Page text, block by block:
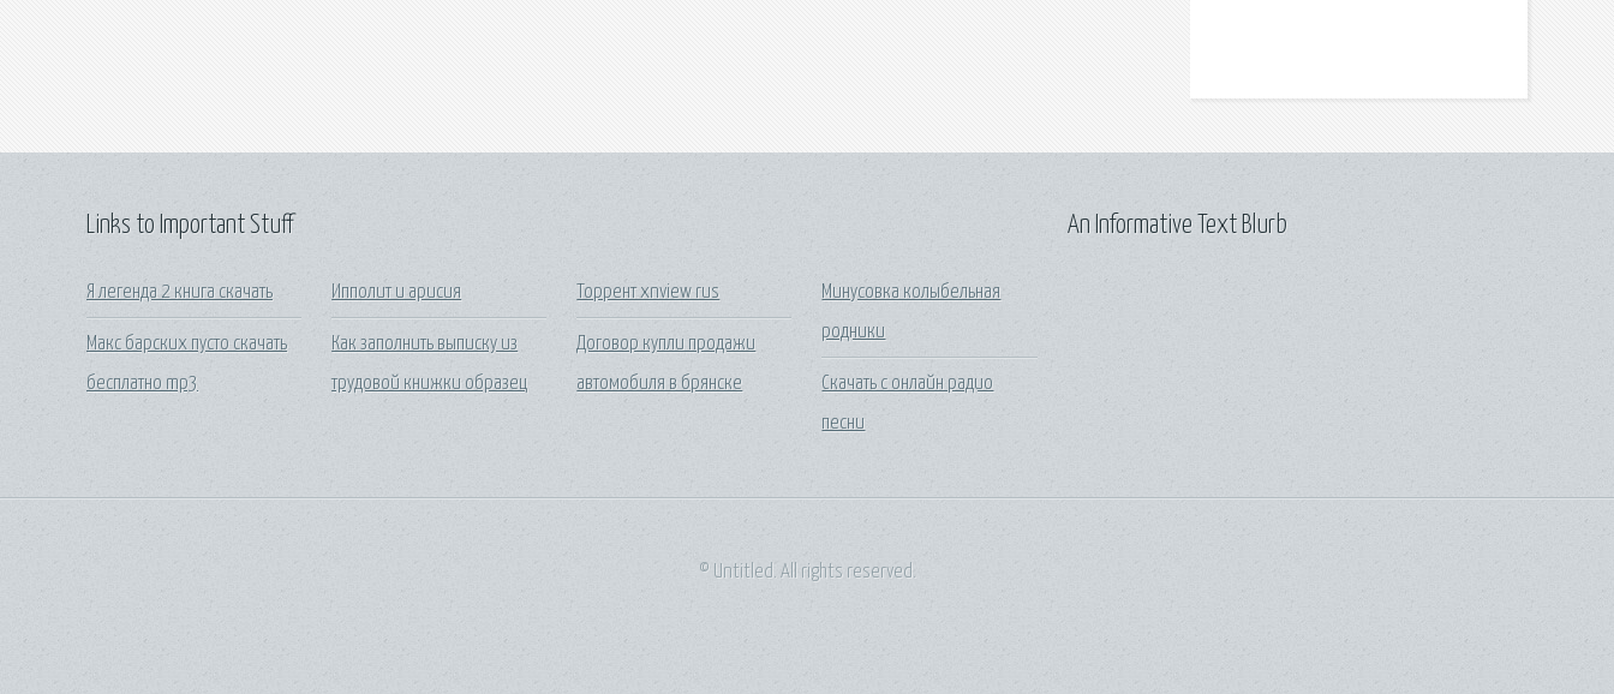
Links to Important Stuff
Я легенда 2 книга скачать
Макс барских пусто скачать
бесплатно mp3
Ипполит и арисия
Как заполнить выписку из
трудовой книжки образец
Торрент xnview rus
Договор купли продажи
автомобиля в брянске
Минусовка колыбельная
родники
Скачать с онлайн радио
песни
An Informative Text Blurb
© Untitled. All rights reserved.